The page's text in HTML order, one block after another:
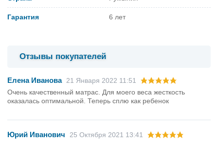
Гарантия 6 лет
Отзывы покупателей
Елена Иванова 21 Января 2022 11:51
Очень качественный матрас. Для моего веса жесткость
оказалась оптимальной. Теперь сплю как ребенок
Юрий Иванович
25 Октября 2021 13:41